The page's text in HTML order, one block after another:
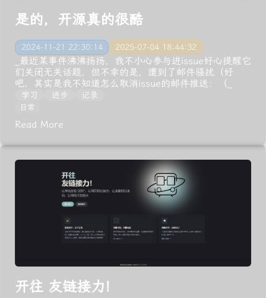
是的，开源真的很酷
2024-11-21 22:30:14 2025-07-04 18:44:32
_最近某事件沸沸扬扬，我不小心参与进issue好心提醒它
们关闭无关话题，但不幸的是，遭到了邮件骚扰（好
吧，其实是我不知道怎么取消issue的邮件推送：（_
学习 进步 记录
日常
Read More
开往 友链接力!